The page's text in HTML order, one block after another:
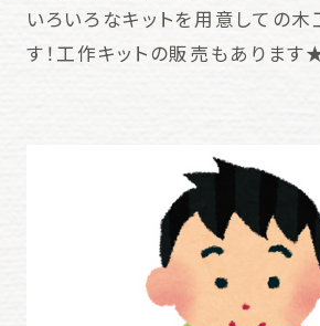
いろいろなキットを用意しての
す！工作キットの販売もあります